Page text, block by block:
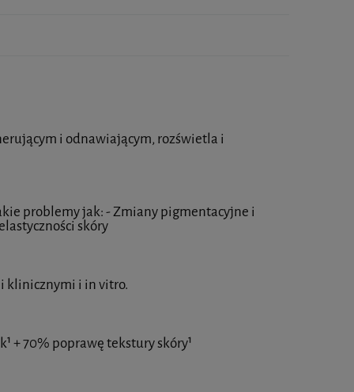
i odnawiającym, rozświetla i
problemy jak: - Zmiany pigmentacyjne i
skóry
klinicznymi i in vitro.
+ 70% poprawę tekstury skóry¹